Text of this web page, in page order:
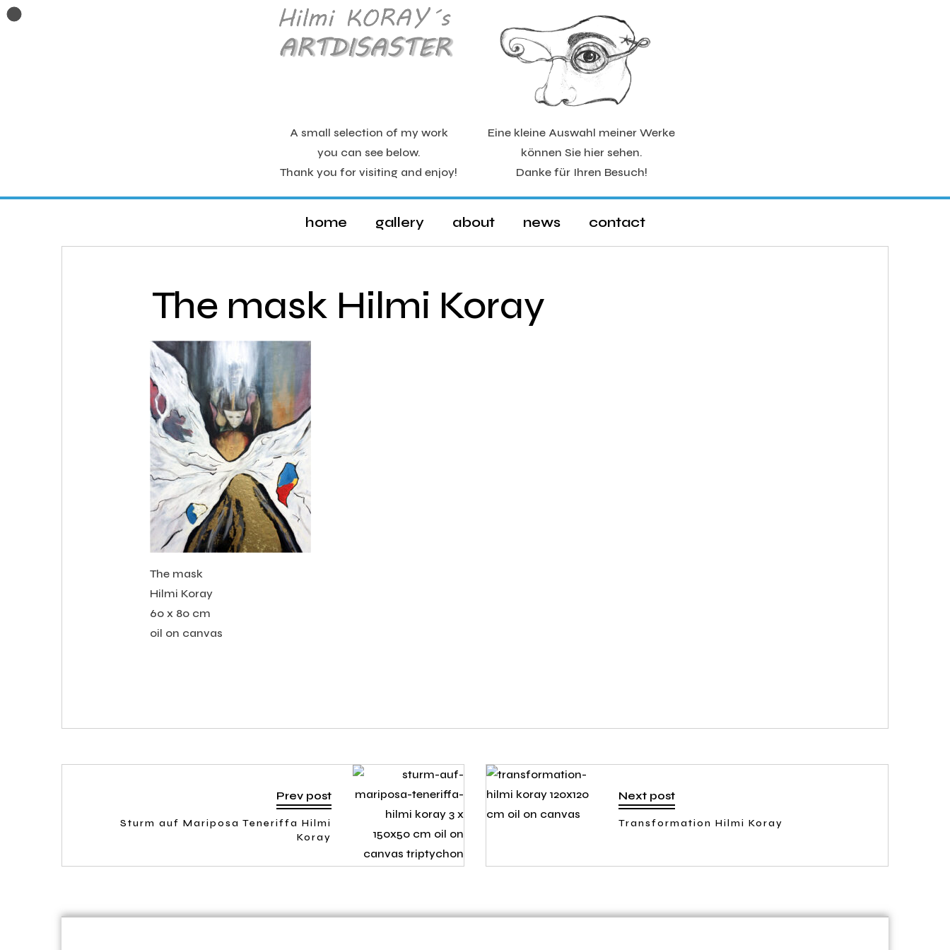
A small selection of my work
you can see below.
Thank you for visiting and enjoy!
Eine kleine Auswahl meiner Werke
können Sie hier sehen.
Danke für Ihren Besuch!
home gallery about news contact
The mask Hilmi Koray
The mask
Hilmi Koray
60 x 80 cm
oil on canvas
Prev post
Sturm auf Mariposa Teneriffa Hilmi
Koray
Next post
Transformation Hilmi Koray